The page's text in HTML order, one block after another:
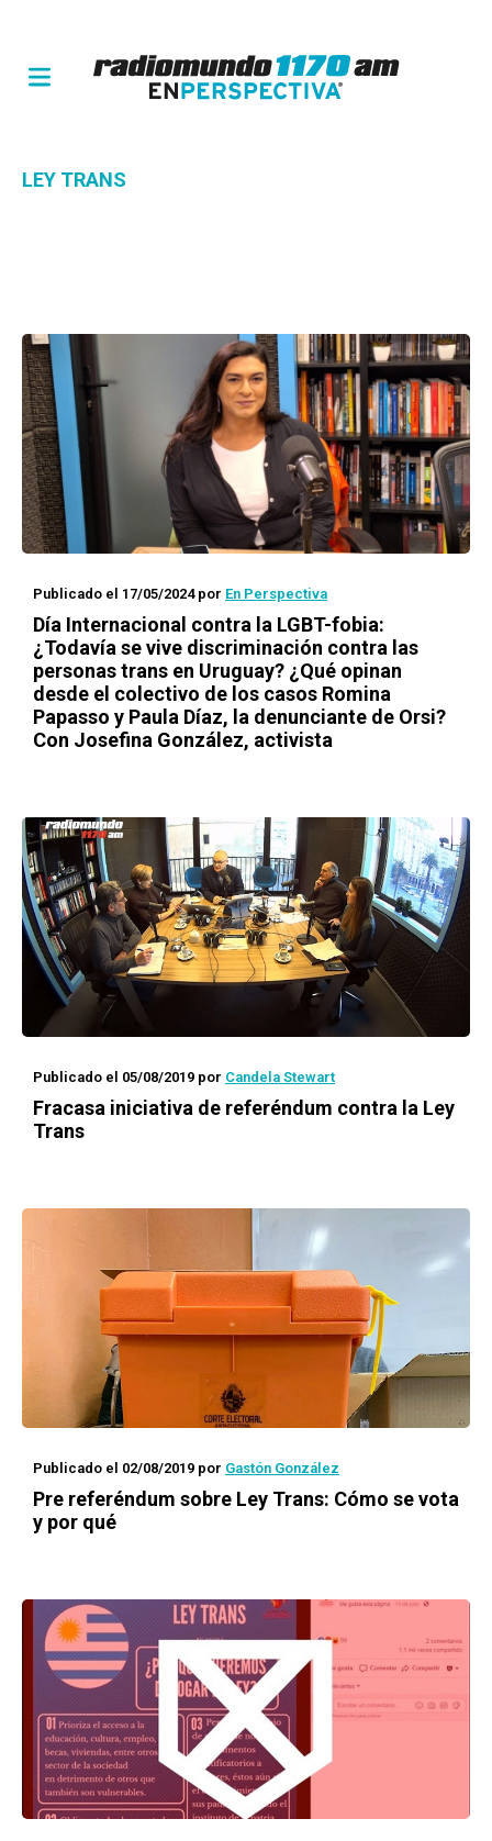
LEY TRANS
Publicado el 17/05/2024por En Perspectiva
Día Internacional contra la LGBT-fobia:
¿Todavía se vive discriminación contra las
personas trans en Uruguay? ¿Qué opinan
desde el colectivo de los casos Romina
Papasso y Paula Díaz, la denunciante de Orsi?
Con Josefina González, activista
Publicado el 05/08/2019 por Candela Stewart
Fracasa iniciativa de referéndum contra la Ley
Trans
Publicado el 02/08/2019 por Gastón González
Pre referéndum sobre Ley Trans: Cómo se vota
y por qué